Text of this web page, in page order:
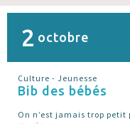
2 octobre
Culture - Jeunesse
Bib des bébés
On n’est jamais trop